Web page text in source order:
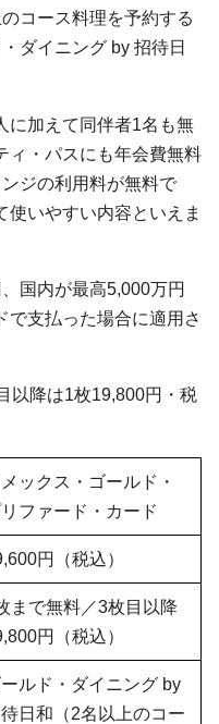
コース料理を予約する
ダイニング by 招待日
に加えて同伴者1名も無
ィ・パスにも年会費無料
ジの利用料が無料で
いやすい内容といえま
国内が最高5,000万円
で支払った場合に適用さ
以降は1枚19,800円・税
ックス・ゴールド・
ファード・カード
円（税込）
まで無料／3枚目以降
円（税込）
ルド・ダイニング by
日和（2名以上のコー